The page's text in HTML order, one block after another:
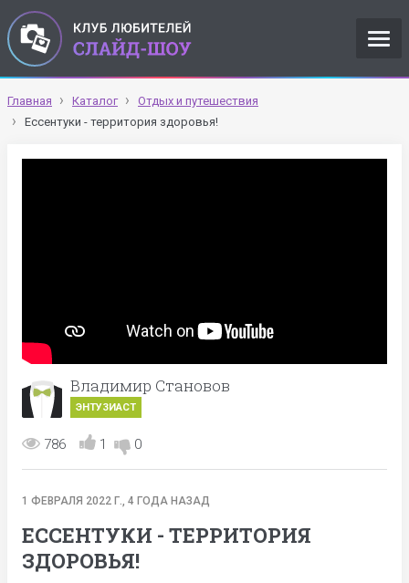
Главная Каталог
Отдых и путешествия
Ессентуки - территория здоровья!
Владимир Становов
ЭНТУЗИАСТ
786 1 0
1 ФЕВРАЛЯ 2022 Г., 4 ГОДА НАЗАД
ЕССЕНТУКИ - ТЕРРИТОРИЯ
ЗДОРОВЬЯ!